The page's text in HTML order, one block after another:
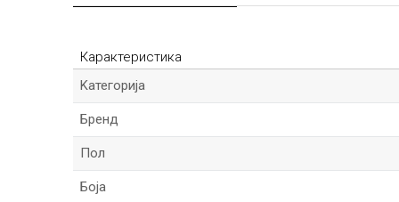
Карактеристика
Kатегорија
Бренд
Пол
Боја